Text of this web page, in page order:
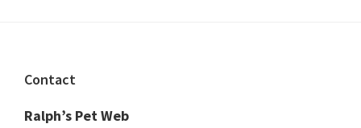
Footer
Contact
Ralph’s Pet Web